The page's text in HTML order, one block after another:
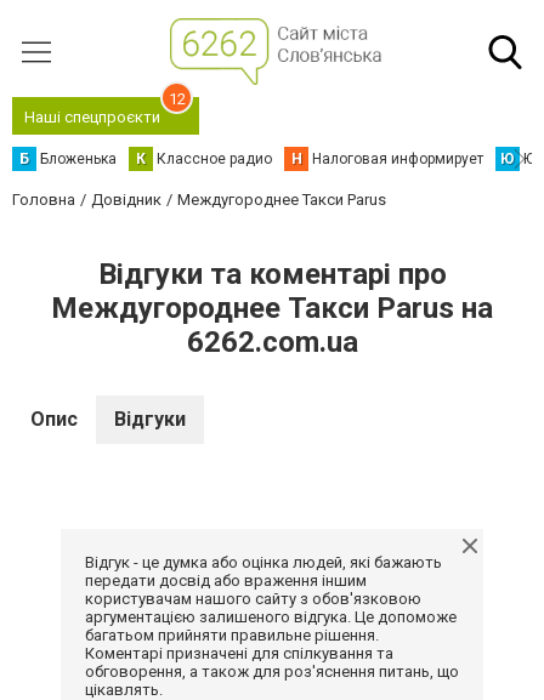
Наші спецпроєкти
12
Б Бложенька К Классное радио Н Налоговая информирует Ю
Головна Довідник Междугороднее Такси Parus
Відгуки та коментарі про
Междугороднее Такси Parus на
6262.com.ua
Опис Відгуки
Відгук - це думка або оцінка людей, які бажають
передати досвід або враження іншим
користувачам нашого сайту з обов'язковою
аргументацією залишеного відгука. Це допоможе
багатьом прийняти правильне рішення.
Коментарі призначені для спілкування та
обговорення, а також для роз'яснення питань, що
цікавлять.